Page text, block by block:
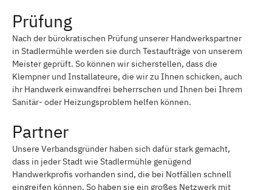
Prüfung
Nach der bürokratischen Prüfung unserer Handwerkspartner
in Stadlermühle werden sie durch Testaufträge von unserem
Meister geprüft. So können wir sicherstellen, dass die
Klempner und Installateure, die wir zu Ihnen schicken, auch
ihr Handwerk einwandfrei beherrschen und Ihnen bei Ihrem
Sanitär- oder Heizungsproblem helfen können.
Partner
Unsere Verbandsgründer haben sich dafür stark gemacht,
dass in jeder Stadt wie Stadlermühle genügend
Handwerkprofis vorhanden sind, die bei Notfällen schnell
eingreifen können. So haben sie ein großes Netzwerk mit